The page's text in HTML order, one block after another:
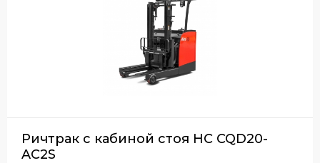
Ричтрак с кабиной стоя HC CQD20-
AC2S